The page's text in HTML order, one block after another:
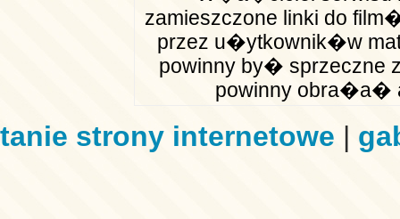
zamieszczone linki do
przez u�ytkownik�w
powinny by� sprzeczne
powinny obra�a�
tanie strony internetowe |